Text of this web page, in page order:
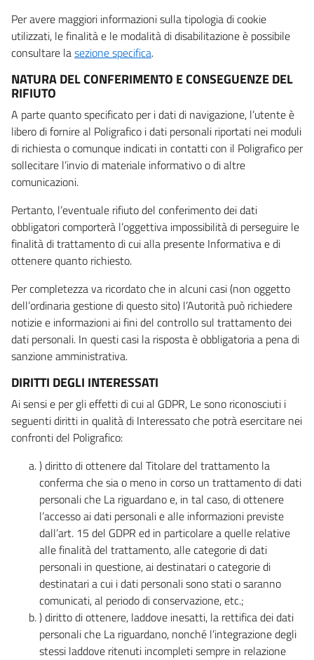
Per avere maggiori informazioni sulla tipologia di cookie
utilizzati, le finalità e le modalità di disabilitazione è possibile
consultare lasezione specifica.
NATURA DEL CONFERIMENTO E CONSEGUENZE DEL
RIFIUTO
A parte quanto specificato per i dati di navigazione, l’utente è
libero di fornire al Poligrafico i dati personali riportati nei moduli
di richiesta o comunque indicati in contatti con il Poligrafico per
sollecitare l’invio di materiale informativo o di altre
comunicazioni.
Pertanto, l’eventuale rifiuto del conferimento dei dati
obbligatori comporterà l’oggettiva impossibilità di perseguire le
finalità di trattamento di cui alla presente Informativa e di
ottenere quanto richiesto.
Per completezza va ricordato che in alcuni casi (non oggetto
dell’ordinaria gestione di questo sito) l’Autorità può richiedere
notizie e informazioni ai fini del controllo sul trattamento dei
dati personali. In questi casi la risposta è obbligatoria a pena di
sanzione amministrativa.
DIRITTI DEGLI INTERESSATI
Ai sensi e per gli effetti di cui al GDPR, Le sono riconosciuti i
seguenti diritti in qualità di Interessato che potrà esercitare nei
confronti del Poligrafico:
) diritto di ottenere dal Titolare del trattamento la
conferma che sia o meno in corso un trattamento di dati
personali che La riguardano e, in tal caso, di ottenere
l’accesso ai dati personali e alle informazioni previste
dall’art. 15 del GDPR ed in particolare a quelle relative
alle finalità del trattamento, alle categorie di dati
personali in questione, ai destinatari o categorie di
destinatari a cui i dati personali sono stati o saranno
comunicati, al periodo di conservazione, etc.;
) diritto di ottenere, laddove inesatti, la rettifica dei dati
personali che La riguardano, nonché l’integrazione degli
stessi laddove ritenuti incompleti sempre in relazione